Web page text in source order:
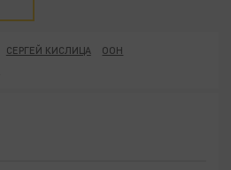
СЕРГЕЙ КИСЛИЦА
ООН